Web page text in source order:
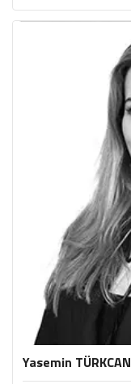
Yasemin TÜRKCAN